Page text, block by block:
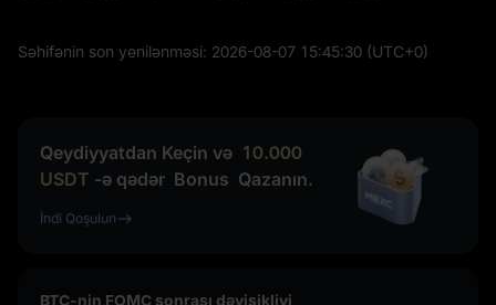
Səhifənin son yenilənməsi: 2026-08-07 15:45:30 (UTC+0)
Qeydiyyatdan Keçin və 10.000
USDT -ə qədər Bonus Qazanın.
İndi Qoşulun
BTC-nin FOMC sonrası dəyişikliyi